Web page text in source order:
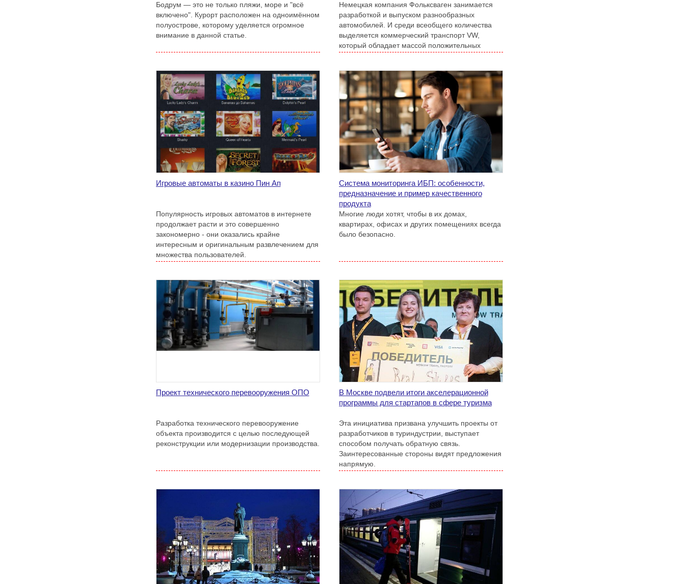
Бодрум — это не только пляжи, море и "всё
включено". Курорт расположен на одноимённом
полуострове, которому уделяется огромное
внимание в данной статье.
Немецкая компания Фольксваген занимается
разработкой и выпуском разнообразных
автомобилей. И среди всеобщего количества
выделяется коммерческий транспорт VW,
который обладает массой положительных
Игровые автоматы в казино Пин Ап
Популярность игровых автоматов в интернете
продолжает расти и это совершенно
закономерно - они оказались крайне
интересным и оригинальным развлечением для
множества пользователей.
Система мониторинга ИБП: особенности,
предназначение и пример качественного
продукта
Многие люди хотят, чтобы в их домах,
квартирах, офисах и других помещениях всегда
было безопасно.
Проект технического перевооружения ОПО
Разработка технического перевооружение
объекта производится с целью последующей
реконструкции или модернизации производства.
В Москве подвели итоги акселерационной
программы для стартапов в сфере туризма
Эта инициатива призвана улучшить проекты от
разработчиков в туриндустрии, выступает
способом получать обратную связь.
Заинтересованные стороны видят предложения
напрямую.